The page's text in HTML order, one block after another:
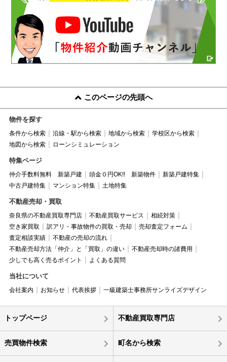
このページの先頭へ
物件を探す
条件から検索 沿線・駅から検索 地域から検索
学校区から検索
地図から検索
ローンシミュレーション
特集ページ
仲介手数料無料 新築戸建 頭金０円OK!! 新築物件
新築戸建特集
中古戸建特集
マンション特集 土地特集
不動産売却・買取
奈良県の不動産買取専門店 不動産買取サービス
相続対策
空き家買取
訳アリ・事故物件の買取・売却
売却査定フォーム
査定相談実績
不動産の売却の流れ
不動産売却方法「仲介」と「買取」の違い
不動産売却時の諸費用
少しでも高く売るポイント
よくある質問
当社について
会社案内 お知らせ 代表挨拶 一級建築士事務所サンライズデザイン
トップページ 不動産買取専門店
売買物件検索 町名から検索